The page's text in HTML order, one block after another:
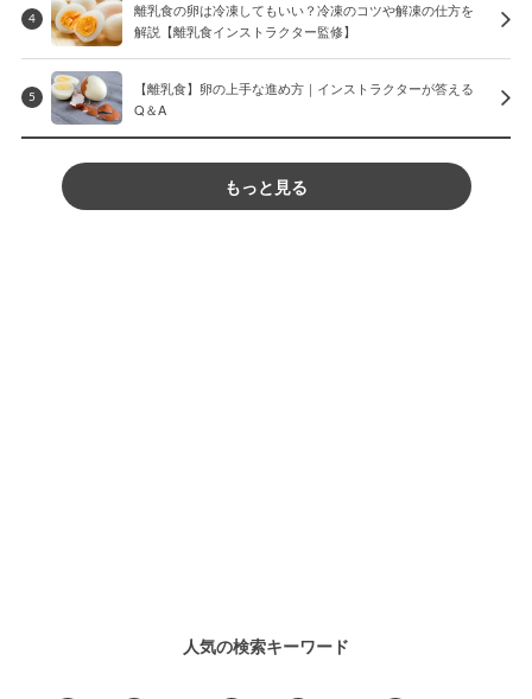
4
離乳食の卵は冷凍してもいい？冷凍のコツや解凍の仕方を
解説【離乳食インストラクター監修】
5
【離乳食】卵の上手な進め方｜インストラクターが答える
Q＆A
もっと見る
人気の検索キーワード